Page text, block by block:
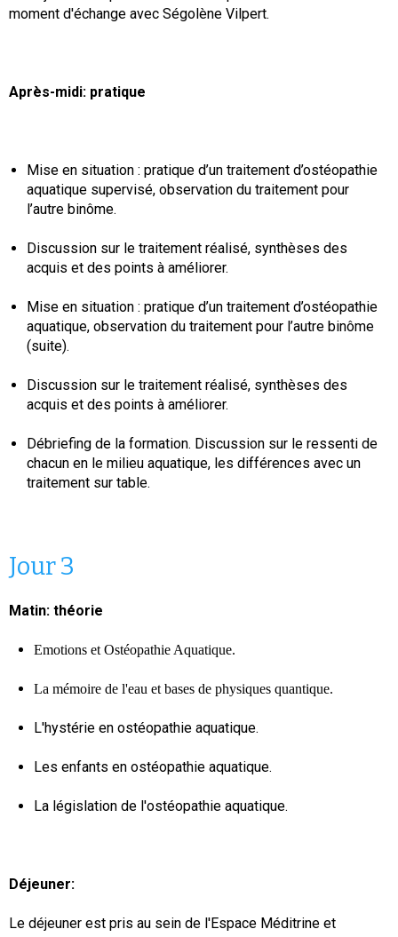
moment d'échange avec Ségolène Vilpert.
Après-midi: pratique
Mise en situation : pratique d’un traitement d’ostéopathie
aquatique supervisé, observation du traitement pour
l’autre binôme.
Discussion sur le traitement réalisé, synthèses des
acquis et des points à améliorer.
Mise en situation : pratique d’un traitement d’ostéopathie
aquatique, observation du traitement pour l’autre binôme
(suite).
Discussion sur le traitement réalisé, synthèses des
acquis et des points à améliorer.
Débriefing de la formation. Discussion sur le ressenti de
chacun en le milieu aquatique, les différences avec un
traitement sur table.
Jour 3
Matin: théorie
Emotions et Ostéopathie Aquatique.
La mémoire de l'eau et bases de physiques quantique.
L'hystérie en ostéopathie aquatique.
Les enfants en ostéopathie aquatique.
La législation de l'ostéopathie aquatique.
Déjeuner:
Le déjeuner est pris au sein de l'Espace Méditrine et